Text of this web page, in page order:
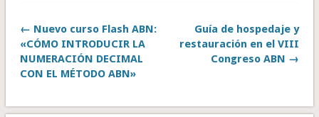
← Nuevo curso Flash ABN:
«CÓMO INTRODUCIR LA
NUMERACIÓN DECIMAL
CON EL MÉTODO ABN»
Guía de hospedaje y
restauración en el VIII
Congreso ABN →